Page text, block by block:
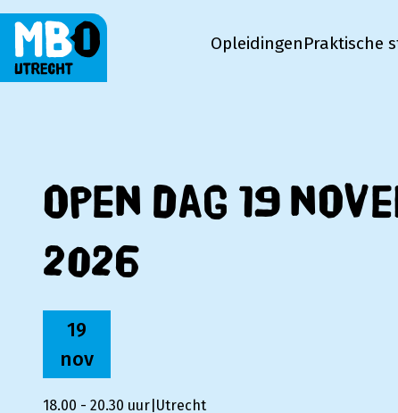
OpleidingenPraktische
Open dag 19
2026
19
nov
18.00 - 20.30 uur| Utrecht